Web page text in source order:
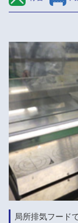
局所排気フード